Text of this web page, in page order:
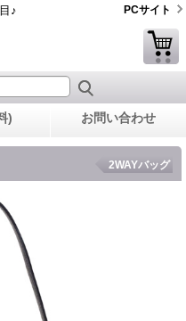
♪ PCサイト
) お問い合わせ
2WAYバッグ